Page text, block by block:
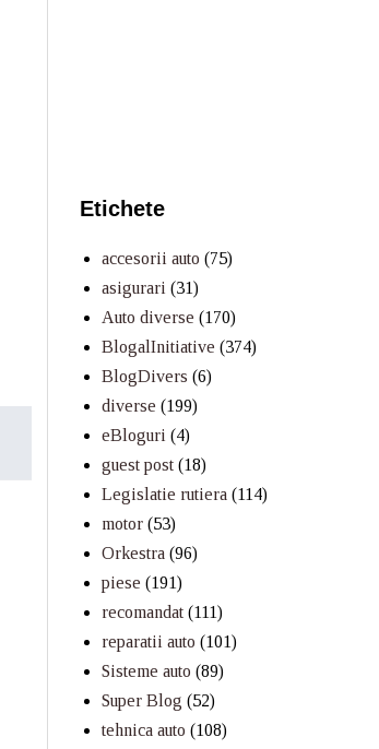
Etichete
accesorii auto (75)
asigurari (31)
Auto diverse (170)
BlogalInitiative (374)
BlogDivers (6)
diverse (199)
eBloguri (4)
guest post (18)
Legislatie rutiera (114)
motor (53)
Orkestra (96)
piese (191)
recomandat (111)
reparatii auto (101)
Sisteme auto (89)
Super Blog (52)
tehnica auto (108)